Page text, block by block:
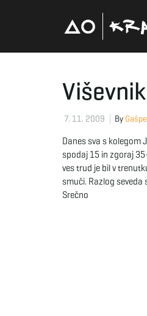
Viševnik
7. 11. 2009 By
Danes sva s kolegom
spodaj 15 in zgoraj
ves trud je bil v
smuči. Razlog seveda
Srečno